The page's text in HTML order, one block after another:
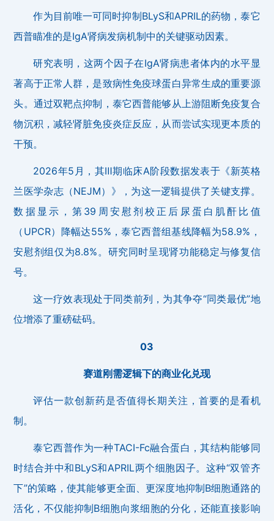
作为目前唯一可同时抑制BLyS和APRIL的药物，泰它
西普瞄准的是IgA肾病发病机制中的关键驱动因素。
研究表明，这两个因子在IgA肾病患者体内的水平显
著高于正常人群，是致病性免疫球蛋白异常生成的重要源
头。通过双靶点抑制，泰它西普能够从上游阻断免疫复合
物沉积，减轻肾脏免疫炎症反应，从而尝试实现更本质的
干预。
2026年5月，其Ⅲ期临床A阶段数据发表于《新英格
兰医学杂志（NEJM）》，为这一逻辑提供了关键支撑。
数据显示，第39周安慰剂校正后尿蛋白肌酐比值
（UPCR）降幅达55%，泰它西普组基线降幅为58.9%，
安慰剂组仅为8.8%。研究同时呈现肾功能稳定与修复信
号。
这一疗效表现处于同类前列，为其争夺“同类最优”地
位增添了重磅砝码。
03
赛道刚需逻辑下的商业化兑现
评估一款创新药是否值得长期关注，首要的是看机
制。
泰它西普作为一种TACI-Fc融合蛋白，其结构能够同
时结合并中和BLyS和APRIL两个细胞因子。这种“双管齐
下”的策略，使其能够更全面、更深度地抑制B细胞通路的
活化，不仅能抑制B细胞向浆细胞的分化，还能直接影响